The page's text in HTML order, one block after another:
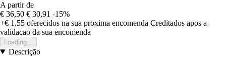
A partir de
€ 36,50 € 30,91 -15%
+€ 1,55 oferecidos na sua proxima encomenda Creditados apos a
validacao da sua encomenda
Loading...
Descrição